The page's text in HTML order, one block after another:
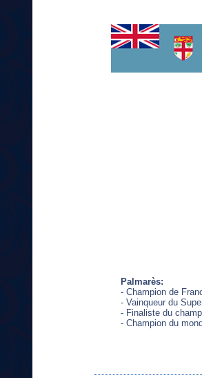
Palmarès:
- Champion de
- Vainqueur du
- Finaliste du
- Champion du